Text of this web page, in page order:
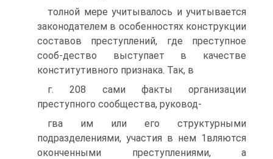
толной мере учитывалось и учитывается
законодателем в особенностях конструкции
составов преступлений, где преступное
сооб-дество выступает в качестве
конститутивного признака. Так, в
г. 208 сами факты организации
преступного сообщества, руковод-
гва им или его структурными
подразделениями, участия в нем 1вляются
оконченными преступлениями, а